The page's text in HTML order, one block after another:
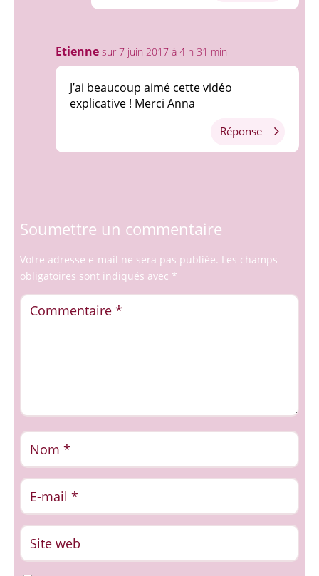
Etienne sur 7 juin 2017 à 4 h 31 min
J’ai beaucoup aimé cette vidéo
explicative ! Merci Anna
Réponse
Soumettre un commentaire
Votre adresse e-mail ne sera pas publiée. Les champs
obligatoires sont indiqués avec *